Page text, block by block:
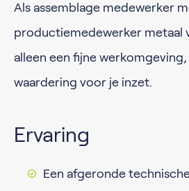
Als assemblage medewerker
productiemedewerker metaal
alleen een fijne
waardering voor je inzet.
Ervaring
Een afgeronde